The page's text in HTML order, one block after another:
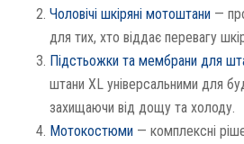
Чоловічі шкіряні мотоштани —
для тих, хто віддає перевагу
Підстьожки та мембрани для
штани XL універсальними для
захищаючи від дощу та холоду.
Мотокостюми — комплексні